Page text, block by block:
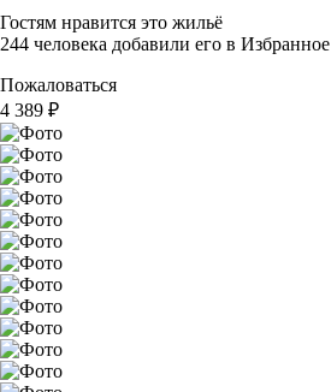
Гостям нравится это жильё
244 человека добавили его в Избранное
Пожаловаться
4 389 ₽